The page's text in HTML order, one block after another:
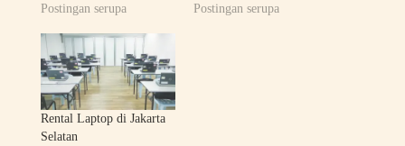
Postingan serupa
Postingan serupa
Rental Laptop di Jakarta
Selatan